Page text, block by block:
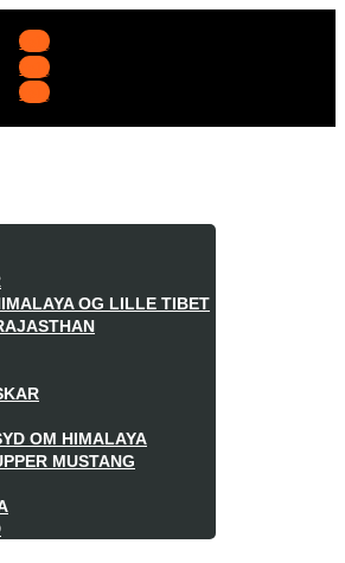
Følg
Følg
Følg
OG LILLE TIBET
OM HIMALAYA
MUSTANG